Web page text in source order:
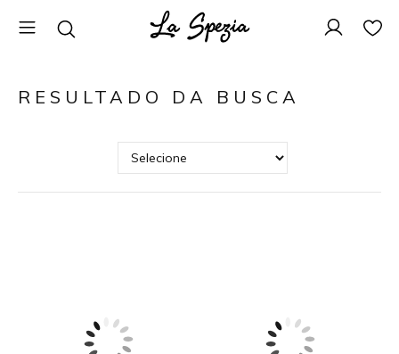
RESULTADO DA BUSCA